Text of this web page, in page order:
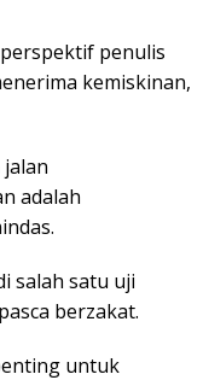
penulis
kemiskinan,
adalah
salah satu uji
berzakat.
untuk